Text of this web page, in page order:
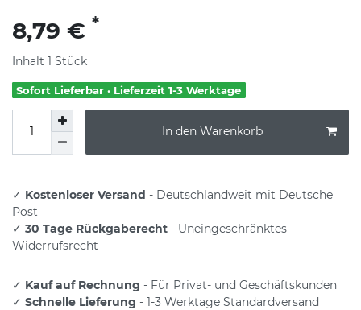
8,79 € *
Inhalt 1 Stück
Sofort Lieferbar · Lieferzeit 1-3 Werktage
In den Warenkorb
✓ Kostenloser Versand - Deutschlandweit mit Deutsche
Post
✓ 30 Tage Rückgaberecht - Uneingeschränktes
Widerrufsrecht
✓ Kauf auf Rechnung - Für Privat- und Geschäftskunden
✓ Schnelle Lieferung - 1-3 Werktage Standardversand